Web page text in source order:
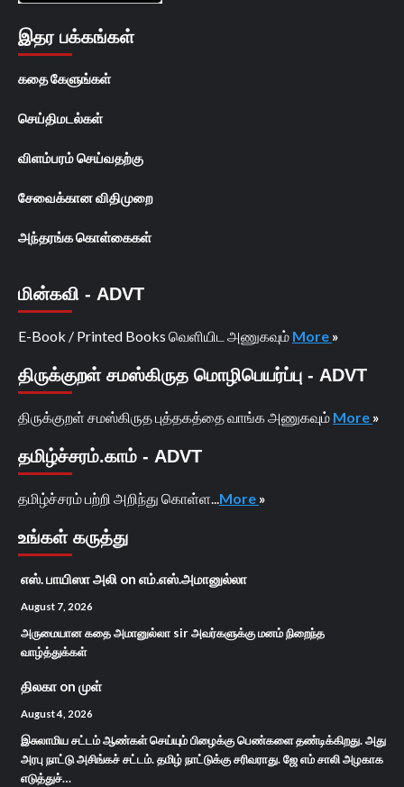
இதர பக்கங்கள்
கதை கேளுங்கள்
செய்திமடல்கள்
விளம்பரம் செய்வதற்கு
சேவைக்கான விதிமுறை
அந்தரங்க கொள்கைகள்
மின்கவி - ADVT
E-Book / Printed Books வெளியிட அணுகவும் More »
திருக்குறள் சமஸ்கிருத மொழிபெயர்ப்பு - ADVT
திருக்குறள் சமஸ்கிருத புத்தகத்தை வாங்க அணுகவும் More »
தமிழ்ச்சரம்.காம் - ADVT
தமிழ்ச்சரம் பற்றி அறிந்து கொள்ள... More »
உங்கள் கருத்து
எஸ். பாயிஸா அலி on எம்.எஸ்.அமானுல்லா
August 7, 2026
அருமையான கதை அமானுல்லா sir அவர்களுக்கு மனம் நிறைந்த
வாழ்த்துக்கள்
திலகா on முள்
August 4, 2026
இசுலாமிய சட்டம் ஆண்கள் செய்யும் பிழைக்கு பெண்களை தண்டிக்கிறது. அது
அரபு நாட்டு அசிங்கச் சட்டம். தமிழ் நாட்டுக்கு சரிவராது. ஜே எம் சாலி அழகாக
எடுத்துச்…